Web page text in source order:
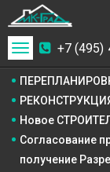
+7 (495)
Toggle
navigation
Новое
Согласование
получение